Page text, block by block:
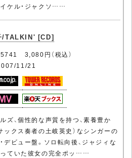
ケル・ジャクソ……
/TALKIN' [CD]
3,080円（税込）
11/21
ズ、個性的な声質を持つ、素養豊か
ックス奏者の土岐英史）なシンガーの
デビュー盤。ソロ転向後、ジャジィな
ていた彼女の完全ポッ……